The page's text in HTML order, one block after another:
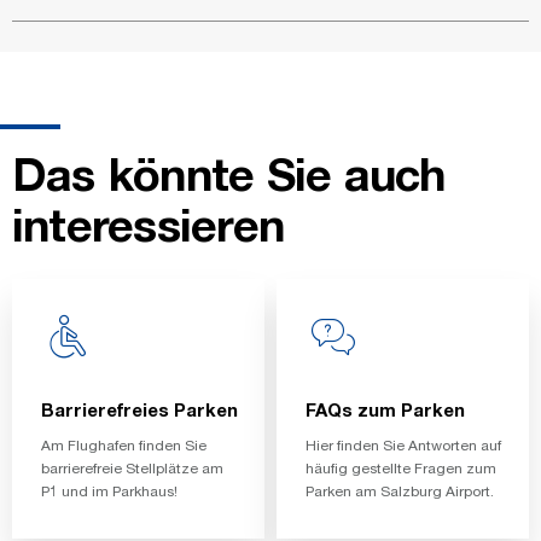
Das könnte Sie auch
interessieren
Barrierefreies Parken
Am Flughafen finden Sie
barrierefreie Stellplätze am
P1 und im Parkhaus!
FAQs zum Parken
Hier finden Sie Antworten auf
häufig gestellte Fragen zum
Parken am Salzburg Airport.